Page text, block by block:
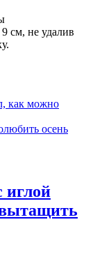
см, не удалив
как можно
осень
иглой
вытащить